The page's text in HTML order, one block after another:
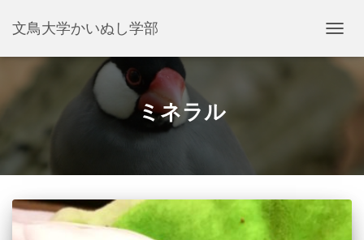
文鳥大学かいぬし学部
ビ
ゲ
ミネラル